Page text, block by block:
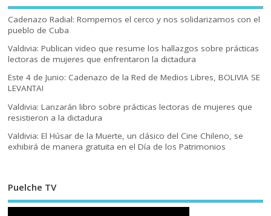
Cadenazo Radial: Rompemos el cerco y nos solidarizamos con el
pueblo de Cuba
Valdivia: Publican video que resume los hallazgos sobre prácticas
lectoras de mujeres que enfrentaron la dictadura
Este 4 de Junio: Cadenazo de la Red de Medios Libres, BOLIVIA SE
LEVANTA!
Valdivia: Lanzarán libro sobre prácticas lectoras de mujeres que
resistieron a la dictadura
Valdivia: El Húsar de la Muerte, un clásico del Cine Chileno, se
exhibirá de manera gratuita en el Día de los Patrimonios
Puelche TV